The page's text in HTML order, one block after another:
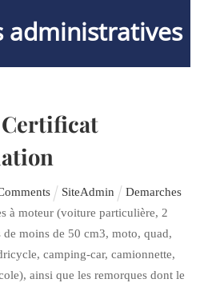
administratives
SiteAdmin
Demarches
à moteur (voiture particulière, 2
moins de 50 cm3, moto, quad,
camping-car, camionnette,
ainsi que les remorques dont le